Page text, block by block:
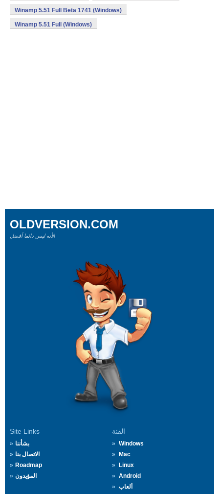
Winamp 5.51 Full Beta 1741 (Windows)
Winamp 5.51 Full (Windows)
Site Links
بشأننا
الاتصال بنا
Roadmap
المؤيدون
الفئة
Windows
Mac
Linux
Android
ألعاب
OLDVERSION.COM
لأنه ليس دائما أفضل!